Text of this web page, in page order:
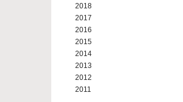
2018
2017
2016
2015
2014
2013
2012
2011